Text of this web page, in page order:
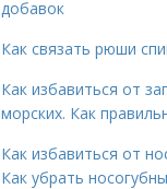
добавок
Как связать рюши
Как избавиться от
морских. Как
Как избавиться от
Как убрать